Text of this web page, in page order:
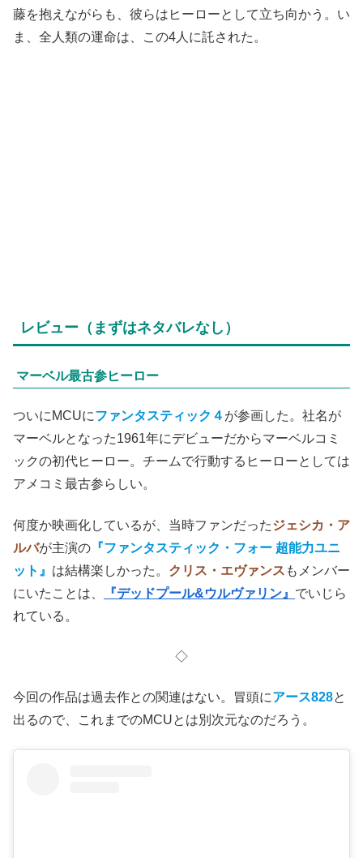
藤を抱えながらも、彼らはヒーローとして立ち向かう。い
ま、全人類の運命は、この4人に託された。
レビュー（まずはネタバレなし）
マーベル最古参ヒーロー
ついにMCUにファンタスティック４ が参画した。社名が
マーベルとなった1961年にデビューだからマーベルコミ
ックの初代ヒーロー。チームで行動するヒーローとしては
アメコミ最古参らしい。
何度か映画化しているが、当時ファンだったジェシカ・ア
ルバが主演の 『ファンタスティック・フォー 超能力ユニ
ット』 は結構楽しかった。 クリス・エヴァンス もメンバー
にいたことは、
『デッドプール&ウルヴァリン』 でいじら
れている。
◇
今回の作品は過去作との関連はない。冒頭にアース828と
出るので、これまでのMCUとは別次元なのだろう。